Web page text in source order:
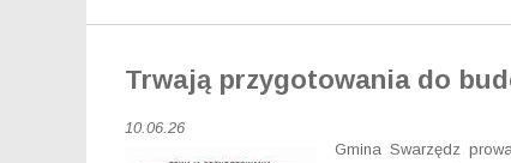
Trwają przygotowania do
10.06.26
Gmina Swarzędz